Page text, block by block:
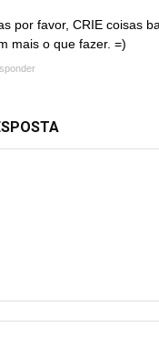
por favor, CRIE coisas
mais o que fazer. =)